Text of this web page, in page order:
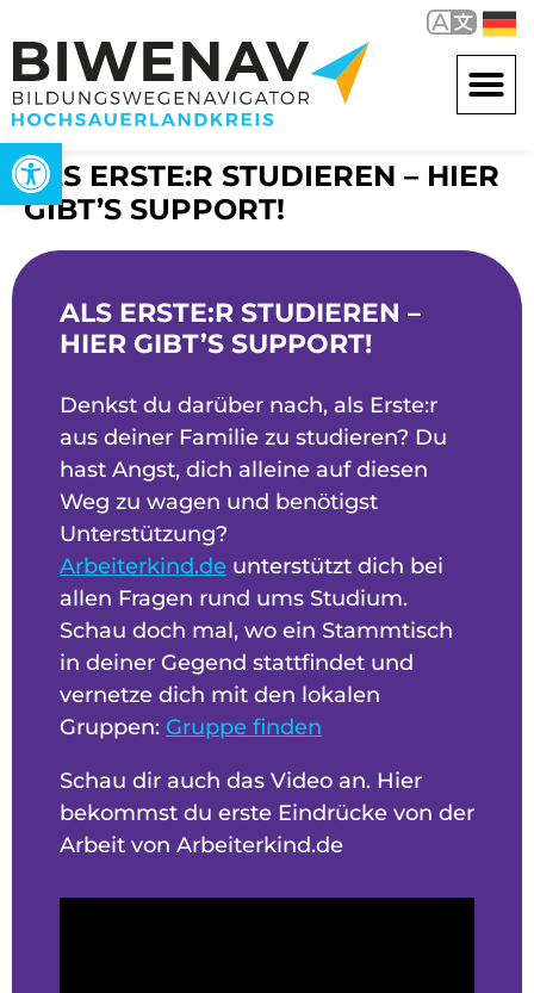
Werkzeugleiste öffnen
ALS ERSTE:R STUDIEREN – HIER
GIBT’S SUPPORT!
ALS ERSTE:R STUDIEREN –
HIER GIBT’S SUPPORT!
Denkst du darüber nach, als Erste:r
aus deiner Familie zu studieren? Du
hast Angst, dich alleine auf diesen
Weg zu wagen und benötigst
Unterstützung?
Arbeiterkind.de unterstützt dich bei
allen Fragen rund ums Studium.
Schau doch mal, wo ein Stammtisch
in deiner Gegend stattfindet und
vernetze dich mit den lokalen
Gruppen: Gruppe finden
Schau dir auch das Video an. Hier
bekommst du erste Eindrücke von der
Arbeit von Arbeiterkind.de